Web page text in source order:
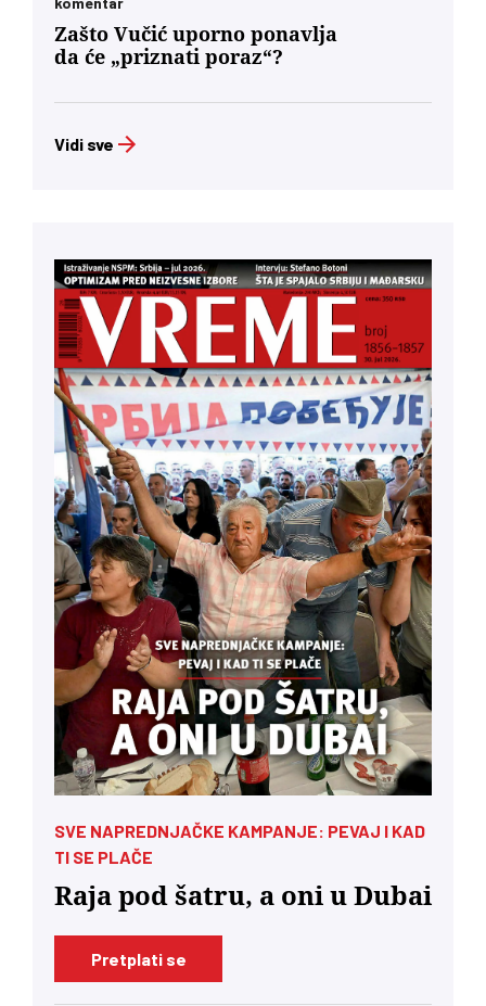
Zašto Vučić uporno ponavlja
da će „priznati poraz“?
Vidi sve
SVE NAPREDNJAČKE KAMPANJE: PEVAJ I KAD
TI SE PLAČE
Raja pod šatru, a oni u Dubai
Pretplati se